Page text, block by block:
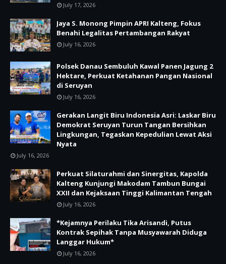
July 17, 2026
Jaya S. Monong Pimpin APRI Kalteng, Fokus
Benahi Legalitas Pertambangan Rakyat
July 16, 2026
Polsek Danau Sembuluh Kawal Panen Jagung 2
Hektare, Perkuat Ketahanan Pangan Nasional
di Seruyan
July 16, 2026
Gerakan Langit Biru Indonesia Asri: Laskar Biru
Demokrat Seruyan Turun Tangan Bersihkan
Lingkungan, Tegaskan Kepedulian Lewat Aksi
Nyata
July 16, 2026
Perkuat Silaturahmi dan Sinergitas, Kapolda
Kalteng Kunjungi Makodam Tambun Bungai
XXII dan Kejaksaan Tinggi Kalimantan Tengah
July 16, 2026
*Kejamnya Perilaku Tika Arisandi, Putus
Kontrak Sepihak Tanpa Musyawarah Diduga
Langgar Hukum*
July 16, 2026